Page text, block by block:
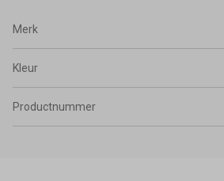
Merk
Kleur
Productnummer